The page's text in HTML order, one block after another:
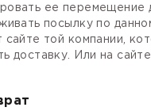
ее перемещение
посылку по
той компании,
доставку. Или на сайте